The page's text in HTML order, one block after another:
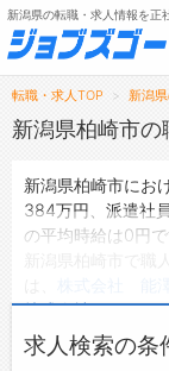
無料会員
メニュー
トップ
転職支援サービス
新潟県の転職・求人情報を正
転職・求人TOP 新潟
新潟県柏崎市
新潟県柏崎市にお
384万円、派遣社
の平均時給は0円
株式会社などがあ
できます。
新潟県柏崎市の地
求人検索の条